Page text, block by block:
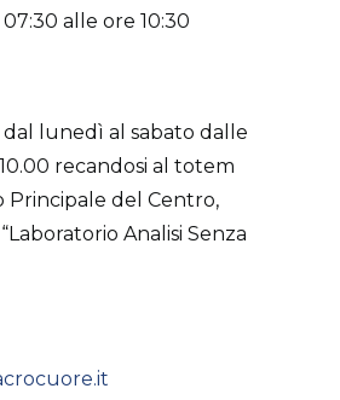
alle ore 10:30
dal lunedì al sabato dalle
recandosi al totem
Principale del Centro,
Analisi Senza